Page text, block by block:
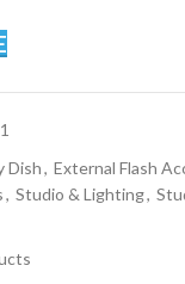
Dish, External Flash
, Studio & Lighting,